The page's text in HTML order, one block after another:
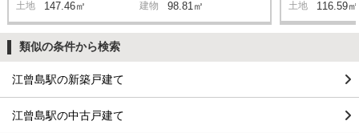
土地 147.46㎡ 建物 98.81㎡ 土地 116.59㎡
類似の条件から検索
江曾島駅の新築戸建て
江曾島駅の中古戸建て